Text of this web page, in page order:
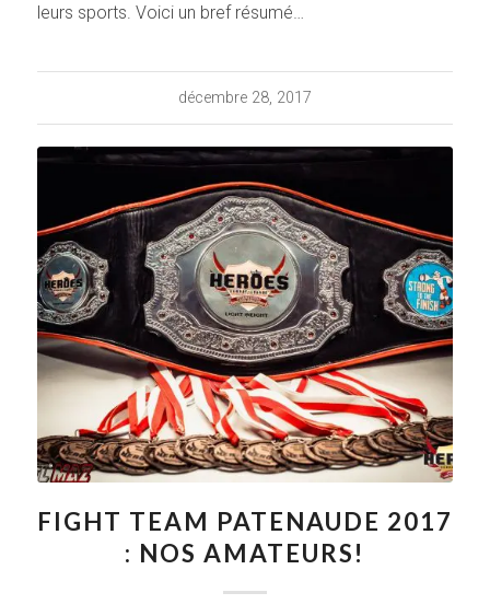
leurs sports. Voici un bref résumé…
décembre 28, 2017
FIGHT TEAM PATENAUDE 2017
: NOS AMATEURS!